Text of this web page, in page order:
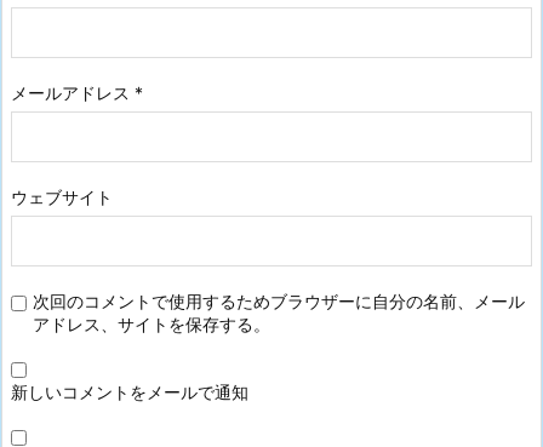
メールアドレス *
ウェブサイト
次回のコメントで使用するためブラウザーに自分の名前、メール
アドレス、サイトを保存する。
新しいコメントをメールで通知